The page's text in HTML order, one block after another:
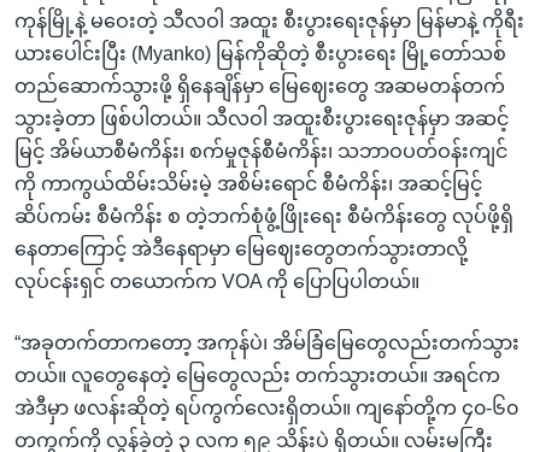
ကုန်မြို့နဲ့ မဝေးတဲ့ သီလဝါ အထူး စီးပွားရေးဇုန်မှာ မြန်မာနဲ့ ကိုရီး
ယားပေါင်းပြီး (Myanko) မြန်ကိုဆိုတဲ့ စီးပွားရေး မြို့တော်သစ်
တည်ဆောက်သွားဖို့ ရှိနေချိန်မှာ မြေဈေးတွေ အဆမတန်တက်
သွားခဲ့တာ ဖြစ်ပါတယ်။ သီလဝါ အထူးစီးပွားရေးဇုန်မှာ အဆင့်
မြင့် အိမ်ယာစီမံကိန်း၊ စက်မှုဇုန်စီမံကိန်း၊ သဘာဝပတ်ဝန်းကျင်
ကို ကာကွယ်ထိမ်းသိမ်းမဲ့ အစိမ်းရောင် စီမံကိန်း၊ အဆင့်မြင့်
ဆိပ်ကမ်း စီမံကိန်း စ တဲ့ဘက်စုံဖွံ့ဖြိုးရေး စီမံကိန်းတွေ လုပ်ဖို့ရှိ
နေတာကြောင့် အဲဒီနေရာမှာ မြေဈေးတွေတက်သွားတာလို့
လုပ်ငန်းရှင် တယောက်က VOA ကို ပြောပြပါတယ်။
“အခုတက်တာကတော့ အကုန်ပဲ၊ အိမ်ခြံမြေတွေလည်းတက်သွား
တယ်။ လူတွေနေတဲ့ မြေတွေလည်း တက်သွားတယ်။ အရင်က
အဲဒီမှာ ဖလန်းဆိုတဲ့ ရပ်ကွက်လေးရှိတယ်။ ကျနော်တို့က ၄၀-၆၀
တကွက်ကို လွန်ခဲ့တဲ့ ၃ လက ၅၉ သိန်းပဲ ရှိတယ်။ လမ်းမကြီး